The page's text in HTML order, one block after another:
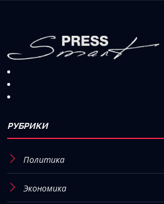
РУБРИКИ
Политика
Экономика